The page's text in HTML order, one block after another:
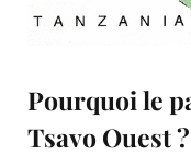
Pourquoi le
Tsavo Ouest ?